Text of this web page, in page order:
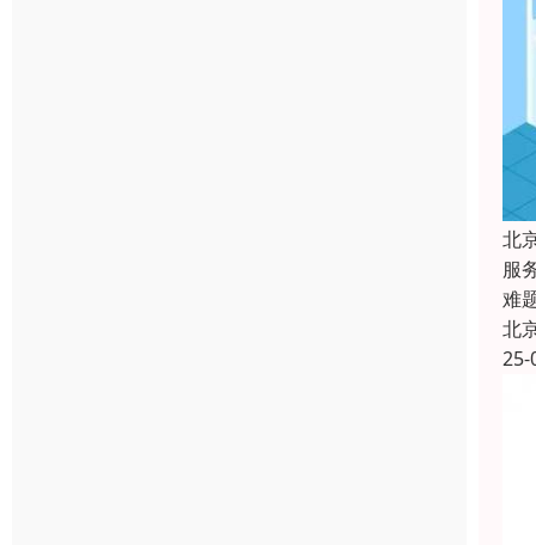
北
服
难
北
25-